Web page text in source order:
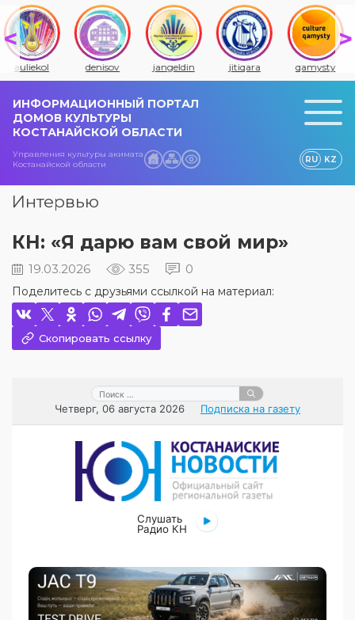
auliekol denisov jangeldin jitiqara qamysty
ИНФОРМАЦИОННЫЙ ПОРТАЛ
ДОМОВ КУЛЬТУРЫ
КОСТАНАЙСКОЙ ОБЛАСТИ
Управления культуры акимата
Костанайской области
RU KZ
Интервью
КН: «Я дарю вам свой мир»
19.03.2026 355 0
Поделитесь с друзьями ссылкой на материал:
Скопировать ссылку